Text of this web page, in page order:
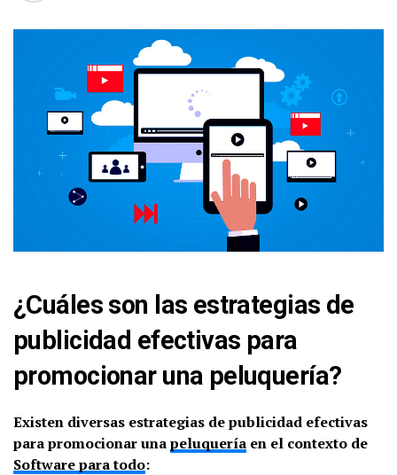
¿Cuáles son las estrategias de
publicidad efectivas para
promocionar una peluquería?
Existen diversas estrategias de publicidad efectivas
para promocionar unapeluquería en el contexto de
Software para todo: